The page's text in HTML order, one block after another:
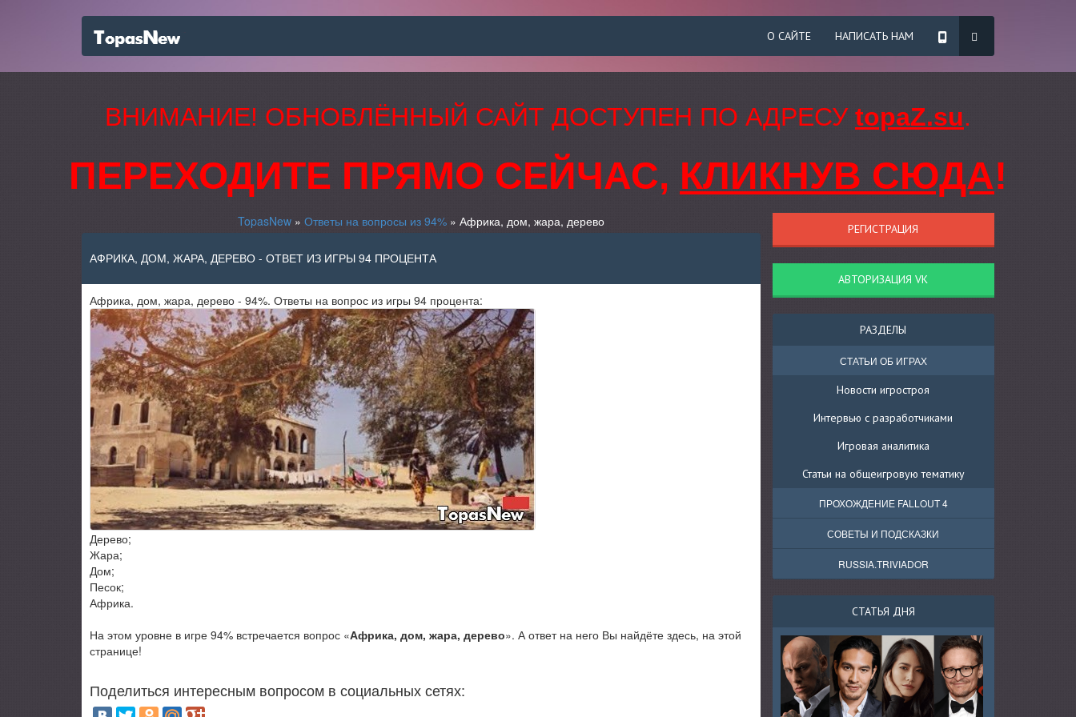
О САЙТЕ НАПИСАТЬ НАМ
ВНИМАНИЕ! ОБНОВЛЁННЫЙ САЙТ ДОСТУПЕН ПО АДРЕСУ topaZ.su.
ПЕРЕХОДИТЕ ПРЯМО СЕЙЧАС, КЛИКНУВ СЮДА!
TopasNew» Ответы на вопросы из 94%» Африка, дом, жара, дерево
АФРИКА, ДОМ, ЖАРА, ДЕРЕВО - ОТВЕТ ИЗ ИГРЫ 94 ПРОЦЕНТА
Африка, дом, жара, дерево - 94%. Ответы на вопрос из игры 94 процента:
Дерево;
Жара;
Дом;
Песок;
Африка.
На этом уровне в игре 94% встречается вопрос «Африка, дом, жара, дерево». А ответ на него Вы найдёте здесь, на этой
странице!
Поделиться интересным вопросом в социальных сетях:
РЕГИСТРАЦИЯ
АВТОРИЗАЦИЯ VK
РАЗДЕЛЫ
СТАТЬИ ОБ ИГРАХ
Новости игростроя
Интервью с разработчиками
Игровая аналитика
Статьи на общеигровую тематику
ПРОХОЖДЕНИЕ FALLOUT 4
СОВЕТЫ И ПОДСКАЗКИ
RUSSIA.TRIVIADOR
СТАТЬЯ ДНЯ